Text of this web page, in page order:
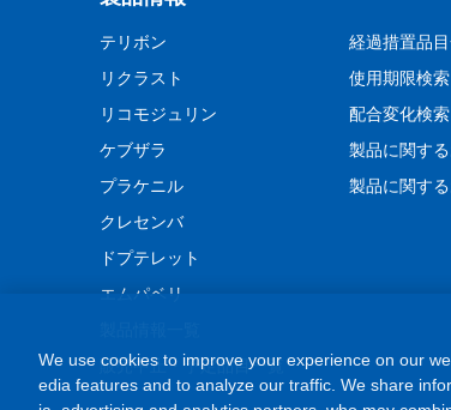
テリボン
リクラスト
リコモジュリン
ケブザラ
プラケニル
クレセンバ
ドプテレット
エムパベリ
販売中止・予定品目一覧
経過措置品
使用期限検索
配合変化検索
製品に関す
製品に関す
We use cookies to improve your experience on our
edia features and to analyze our traffic. We share